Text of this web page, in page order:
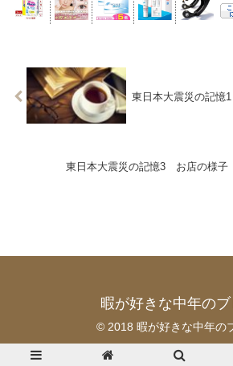
東日本大震災の記
東日本大震災の記憶3 お店の様子
暇が好きな中年の
© 2018 暇が好きな中年の